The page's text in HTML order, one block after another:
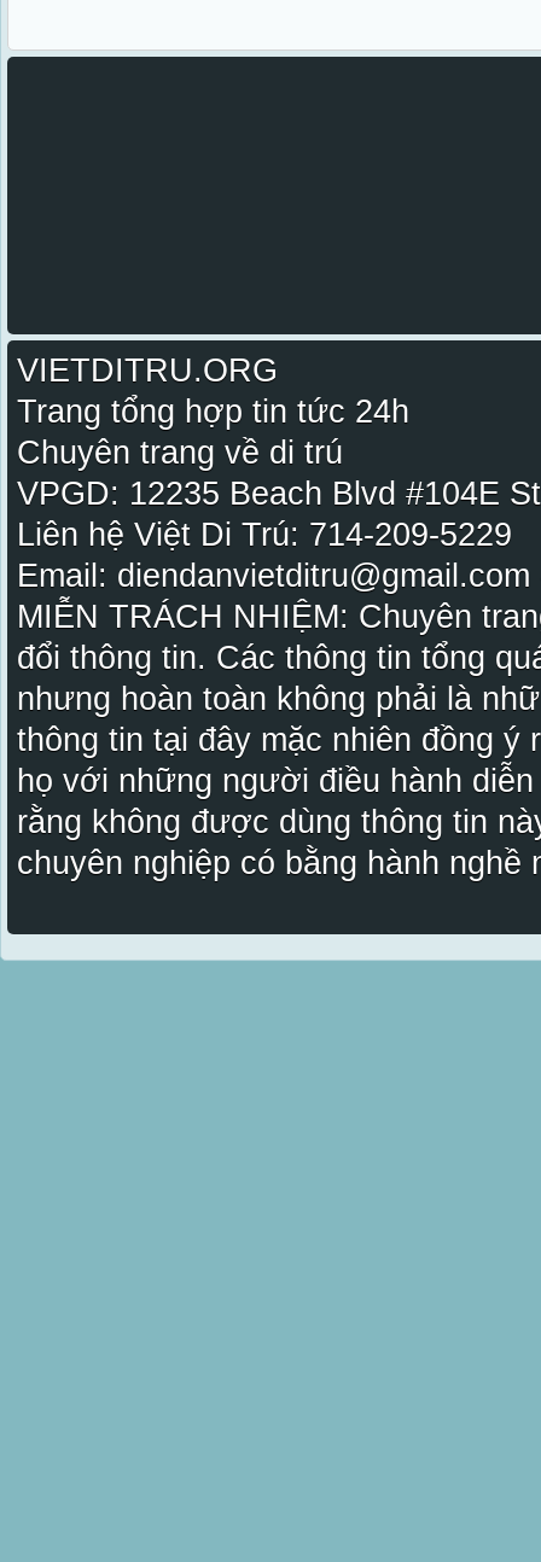
VIETDITRU.ORG
Trang tổng hợp tin tức 24h
Chuyên trang về di trú
VPGD: 12235 Beach Blvd #104E
Liên hệ Việt Di Trú: 714-209-5229
Email:
MIỄN TRÁCH NHIỆM: Chuyên
đổi thông tin. Các thông tin tổng
nhưng hoàn toàn không phải là
thông tin tại đây mặc nhiên đồng ý
họ với những người điều hành
rằng không được dùng thông tin
chuyên nghiệp có bằng hành